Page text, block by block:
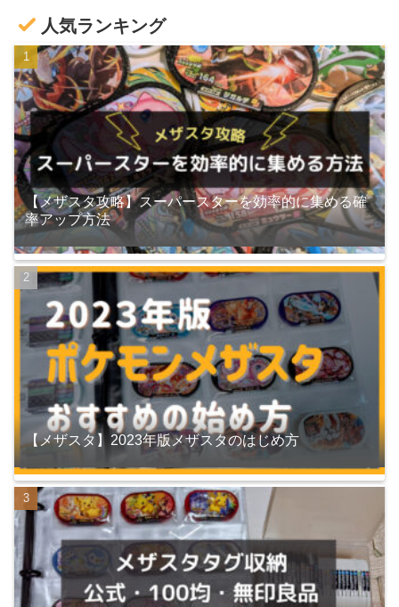
人気ランキング
【メザスタ攻略】スーパースターを効率的に集める確
率アップ方法
【メザスタ】2023年版メザスタのはじめ方